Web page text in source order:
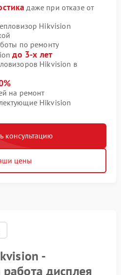
даже при отказе от
Hikvision
по ремонту
до 3-х лет
Hikvision в
на ремонт
Hikvision
консультацию
цены
-
дисплея